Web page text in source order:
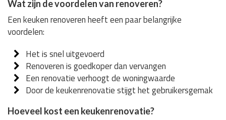
Wat zijn de voordelen van renoveren?
Een keuken renoveren heeft een paar belangrijke
voordelen:
Het is snel uitgevoerd
Renoveren is goedkoper dan vervangen
Een renovatie verhoogt de woningwaarde
Door de keukenrenovatie stijgt het gebruikersgemak
Hoeveel kost een keukenrenovatie?